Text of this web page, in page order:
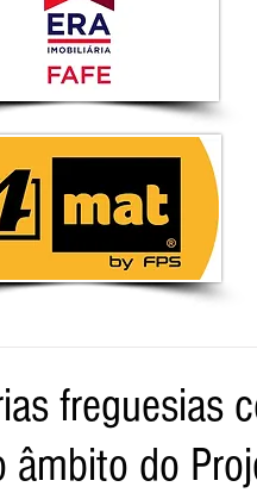
freguesias
âmbito do